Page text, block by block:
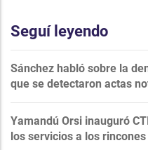
Seguí leyendo
Sánchez habló sobre la
que se detectaron actas
Yamandú Orsi inauguró
los servicios a los